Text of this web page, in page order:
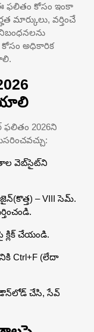
ఈ ఫలితం కోసం ఇంకా
మార్కులు, వర్తించే
కోసం అధికారిక
ఫలితం 2026ని
వెబ్‌సైట్‌ని
– VIII సెమ్.
చేయండి.
Ctrl+F (లేదా
డౌన్‌లోడ్ చేసి, సేవ్